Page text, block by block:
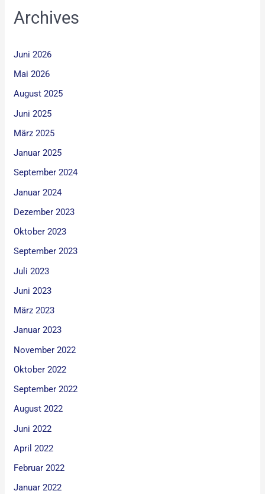
Archives
Juni 2026
Mai 2026
August 2025
Juni 2025
März 2025
Januar 2025
September 2024
Januar 2024
Dezember 2023
Oktober 2023
September 2023
Juli 2023
Juni 2023
März 2023
Januar 2023
November 2022
Oktober 2022
September 2022
August 2022
Juni 2022
April 2022
Februar 2022
Januar 2022